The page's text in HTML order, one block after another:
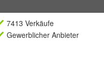
7413 Verkäufe
Gewerblicher Anbieter